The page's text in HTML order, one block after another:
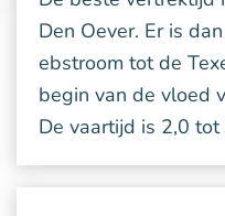
Den Oever. Er is
ebstroom tot de
begin van de vloed
De vaartijd is 2,0 tot